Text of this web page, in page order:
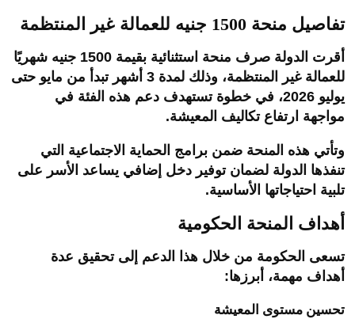
تفاصيل منحة 1500 جنيه للعمالة غير المنتظمة
أقرت الدولة صرف منحة استثنائية بقيمة 1500 جنيه شهريًا
للعمالة غير المنتظمة، وذلك لمدة 3 أشهر تبدأ من مايو حتى
يوليو 2026، في خطوة تستهدف دعم هذه الفئة في
مواجهة ارتفاع تكاليف المعيشة.
وتأتي هذه المنحة ضمن برامج الحماية الاجتماعية التي
تنفذها الدولة لضمان توفير دخل إضافي يساعد الأسر على
تلبية احتياجاتها الأساسية.
أهداف المنحة الحكومية
تسعى الحكومة من خلال هذا الدعم إلى تحقيق عدة
أهداف مهمة، أبرزها:
تحسين مستوى المعيشة